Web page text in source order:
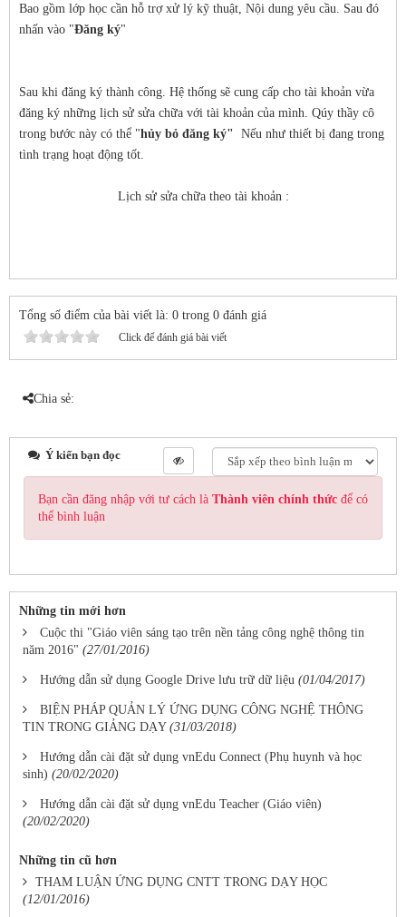
Bao gồm lớp học cần hỗ trợ xử lý kỹ thuật, Nội dung yêu cầu. Sau đó
nhấn vào "Đăng ký"
Sau khi đăng ký thành công. Hệ thống sẽ cung cấp cho tài khoản vừa
đăng ký những lịch sử sửa chữa với tài khoản của mình. Qúy thầy cô
trong bước này có thể "hủy bỏ đăng ký" Nếu như thiết bị đang trong
tình trạng hoạt động tốt.
Lịch sử sửa chữa theo tài khoản :
Tổng số điểm của bài viết là: 0 trong 0 đánh giá
Click để đánh giá bài viết
Chia sẻ:
Ý kiến bạn đọc
Bạn cần đăng nhập với tư cách là Thành viên chính thức để có
thể bình luận
Những tin mới hơn
Cuộc thi "Giáo viên sáng tạo trên nền tảng công nghệ thông tin
năm 2016" (27/01/2016)
Hướng dẫn sử dụng Google Drive lưu trữ dữ liệu (01/04/2017)
BIỆN PHÁP QUẢN LÝ ỨNG DỤNG CÔNG NGHỆ THÔNG
TIN TRONG GIẢNG DẠY (31/03/2018)
Hướng dẫn cài đặt sử dụng vnEdu Connect (Phụ huynh và học
sinh) (20/02/2020)
Hướng dẫn cài đặt sử dụng vnEdu Teacher (Giáo viên)
(20/02/2020)
Những tin cũ hơn
THAM LUẬN ỨNG DỤNG CNTT TRONG DẠY HỌC
(12/01/2016)